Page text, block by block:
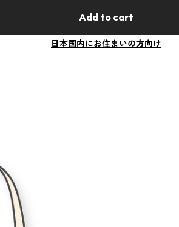
Add to cart
日本国内にお住まいの方向け